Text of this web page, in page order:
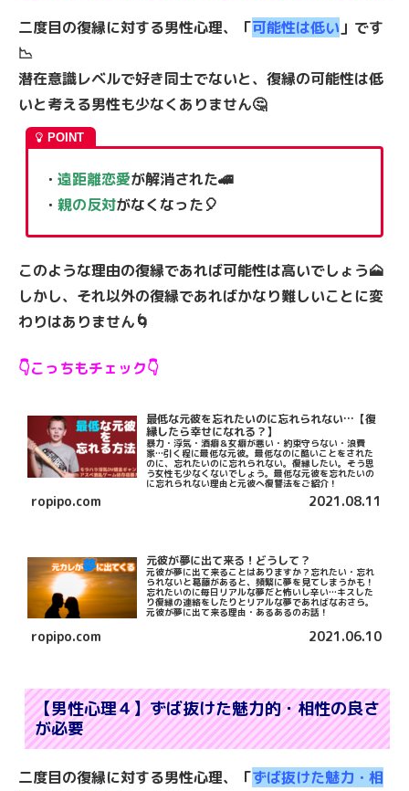
二度目の復縁に対する男性心理、「可能性は低い 」です
📉
潜在意識レベルで好き同士でないと、復縁の可能性は低
いと考える男性も少なくありません🤔
・遠距離恋愛が解消された🚄
・親の反対がなくなった🎈
このような理由の復縁であれば可能性は高いでしょう🗻
しかし、それ以外の復縁であればかなり難しいことに変
わりはありません🌀
👇こっちもチェック👇
最低な元彼を忘れたいのに忘れられない…【復
縁したら幸せになれる？】
暴力・浮気・酒癖＆女癖が悪い・約束守らない・浪費
家…引く程に最低な元彼。最低なのに酷いことをされた
のに、忘れたいのに忘れられない。復縁したい。そう思
う女性も少なくないでしょう。最低な元彼を忘れたいの
に忘れられない理由と元彼へ復讐法をご紹介！
ropipo.com 2021.08.11
元彼が夢に出て来る！どうして？
元彼が夢に出て来ることはありますか？忘れたい・忘れ
られないと葛藤があると、頻繁に夢を見てしまうかも！
忘れたいのに毎日リアルな夢だと怖いし辛い…キスした
り復縁の連絡をしたりとリアルな夢であればなおさら。
元彼が夢に出て来る理由・あるあるのお話！
ropipo.com 2021.06.10
【男性心理４】ずば抜けた魅力的・相性の良さ
が必要
二度目の復縁に対する男性心理、「ずば抜けた魅力・相